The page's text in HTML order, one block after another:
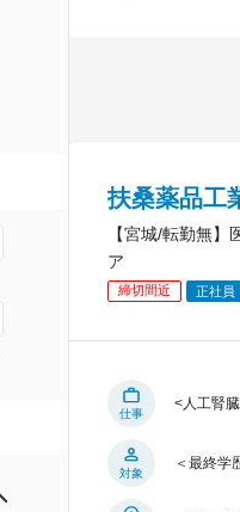
扶桑薬品工
【宮城/転勤無
ア
締切間近 正社員
仕事
<人工腎
対象
＜最終学